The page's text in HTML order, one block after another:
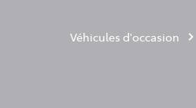
Véhicules d'occasion